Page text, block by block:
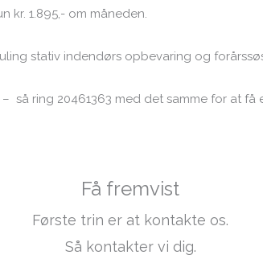
kr. 1.895,- om måneden.
stativ indendørs opbevaring og
ring 20461363 med det samme for at
Få fremvist
Første trin er at kontakte os.
Så kontakter vi dig.